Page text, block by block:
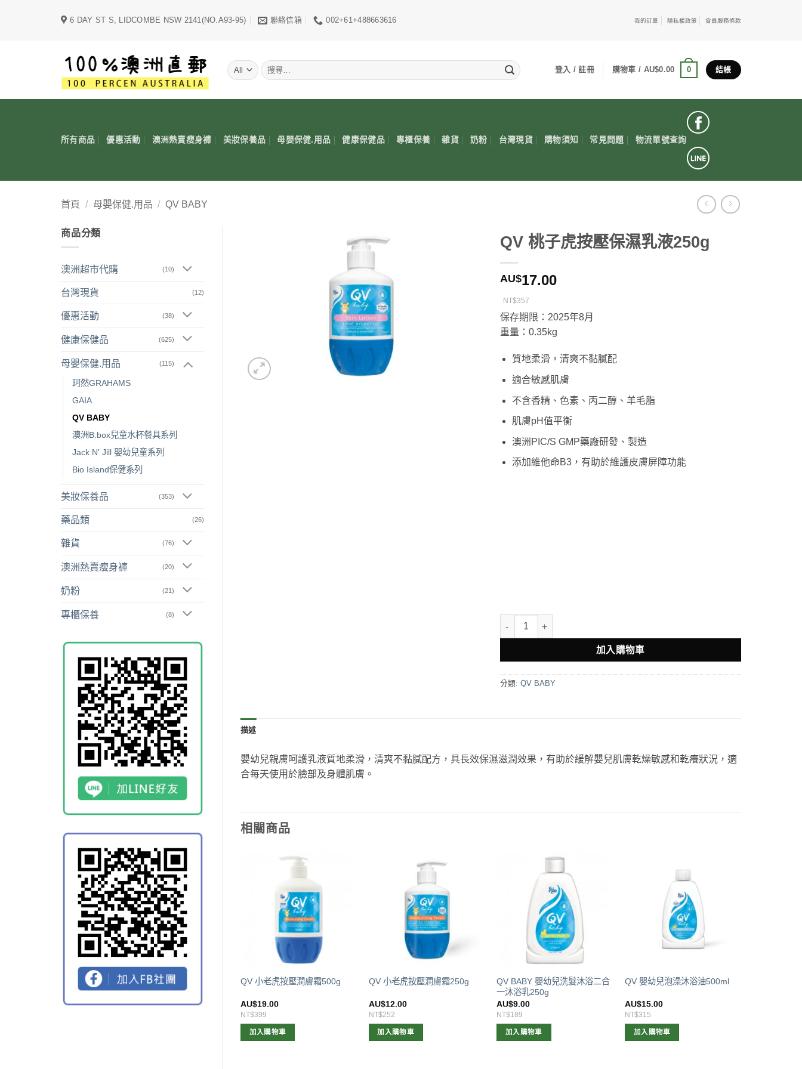
6 DAY ST S, LIDCOMBE NSW 2141(NO.A93-95) 聯絡信箱 002+61+488663616 我的訂單 隱私權政策 會員服務條款
搜
尋
鍵
登入 / 註冊 購物車 / AU$0.00 0 結帳
所有商品 優惠活動 澳洲熱賣瘦身褲 美妝保養品 母嬰保健.用品 健康保健品 專櫃保養 雜貨 奶粉 台灣現貨 購物須知 常見問題 物流單號查詢
首頁 / 母嬰保健.用品 / QV BABY
商品分類
澳洲超市代購 (10)
台灣現貨 (12)
優惠活動 (38)
健康保健品 (625)
母嬰保健.用品 (115)
珂然GRAHAMS
GAIA
QV BABY
澳洲B.box兒童水杯餐具系列
Jack N' Jill 嬰幼兒童系列
Bio Island保健系列
美妝保養品 (353)
藥品類 (26)
雜貨 (76)
澳洲熱賣瘦身褲 (20)
奶粉 (21)
專櫃保養 (8)
QV 桃子虎按壓保濕乳液250g
AU$17.00
NT$357
保存期限：2025年8月
重量：0.35kg
質地柔滑，清爽不黏膩配
適合敏感肌膚
不含香精、色素、丙二醇、羊毛脂
肌膚pH值平衡
澳洲PIC/S GMP藥廠研發、製造
添加維他命B3，有助於維護皮膚屏障功能
QV 桃子虎按壓保濕乳液250g 數量
加入購物車
分類: QV BABY
描述
嬰幼兒親膚呵護乳液質地柔滑，清爽不黏膩配方，具長效保濕滋潤效果，有助於緩解嬰兒肌膚乾燥敏感和乾癢狀況，適
合每天使用於臉部及身體肌膚。
相關商品
QV 小老虎按壓潤膚霜500g
AU$19.00
NT$399
加入購物車
QV 小老虎按壓潤膚霜250g
AU$12.00
NT$252
加入購物車
QV BABY 嬰幼兒洗髮沐浴二合
一沐浴乳250g
AU$9.00
NT$189
加入購物車
QV 嬰幼兒泡澡沐浴油500ml
AU$15.00
NT$315
加入購物車
QV 小章魚兒童潤膚乳液
QV 小老虎罐裝潤膚霜250g
AU$12.00